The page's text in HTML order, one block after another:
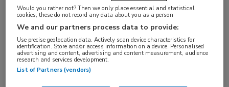
Inmiddels zijn al veel Nederlandse artsen bekend
met de ORANJE-symposia tijdens de grotere
congressen. Het diner is dan ook een unieke
bijeenkomst die dé gelegenheid biedt om na een
congresdag samen te komen en de nieuwste
Would you rather not? Then we only place essential and statistical
cookies, these do not record any data about you as a person
We and our partners process data to provide:
Use precise geolocation data. Actively scan device characteristics for
identification. Store and/or access information on a device. Personalised
advertising and content, advertising and content measurement, audience
research and services development.
List of Partners (vendors)